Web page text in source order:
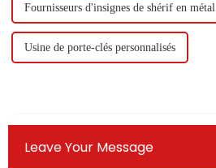
Fournisseurs d'insignes de shérif en métal
Usine de porte-clés personnalisés
Leave Your Message